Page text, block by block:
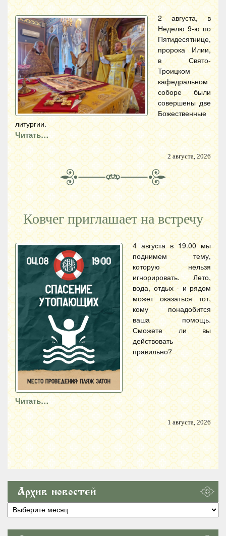
2 августа, в
Неделю 9-ю по
Пятидесятнице,
пророка Илии,
в Свято-
Троицком
кафедральном
соборе были
совершены две
Божественные
литургии.
Читать…
2 августа, 2026
Ковчег приглашает на встречу
4 августа в 19.00 мы
поднимем тему,
которую нельзя
игнорировать. Лето,
вода, отдых - и рядом
может оказаться тот,
кому понадобится
ваша помощь.
Сможете ли вы
действовать
правильно?
Читать…
1 августа, 2026
Архив новостей
Архив
новостей